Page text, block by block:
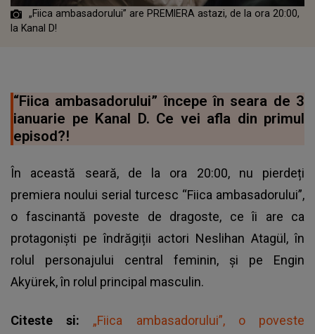
„Fiica ambasadorului” are PREMIERA astazi, de la ora 20:00,
la Kanal D!
“Fiica ambasadorului” începe în seara de 3
ianuarie pe Kanal D. Ce vei afla din primul
episod?!
În această seară, de la ora 20:00, nu pierdeți
premiera noului serial turcesc “Fiica ambasadorului”,
o fascinantă poveste de dragoste, ce îi are ca
protagoniști pe îndrăgiții actori Neslihan Atagül, în
rolul personajului central feminin, și pe Engin
Akyürek, în rolul principal masculin.
Citeste si: „Fiica ambasadorului”, o poveste